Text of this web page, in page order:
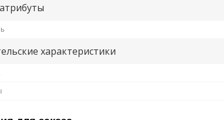
характеристики